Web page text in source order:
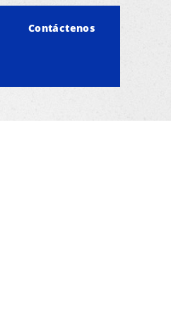
Contáctenos